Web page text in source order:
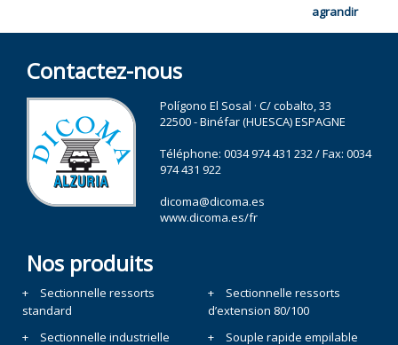
agrandir
Contactez-nous
Polígono El Sosal · C/ cobalto, 33
22500 - Binéfar (HUESCA) ESPAGNE
Téléphone: 0034 974 431 232/ Fax: 0034
974 431 922
dicoma@dicoma.es
www.dicoma.es/fr
Nos produits
Sectionnelle ressorts
standard
Sectionnelle ressorts
d’extension 80/100
Sectionnelle industrielle
Souple rapide empilable